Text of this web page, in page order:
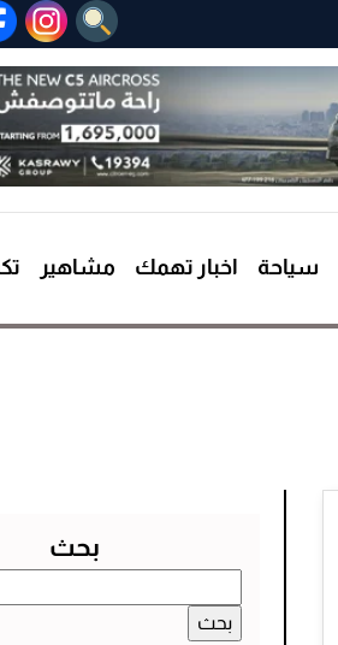
سياحة اخبار تهمك مشاهير
بحث
عن: